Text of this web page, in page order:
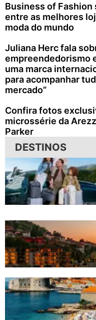
Business of
entre as melhores
moda do mundo
Juliana Herc fala
empreendedorismo
uma marca
para acompanhar
mercado”
Confira fotos
microssérie da
Parker
DESTINOS